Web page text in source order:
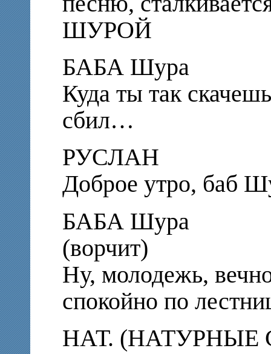
ШУРОЙ
БАБА Шура
Куда ты так
сбил…
РУСЛАН
Доброе утро, баб
БАБА Шура
(ворчит)
Ну, молодежь,
спокойно по
НАТ. (НАТУРНЫЕ